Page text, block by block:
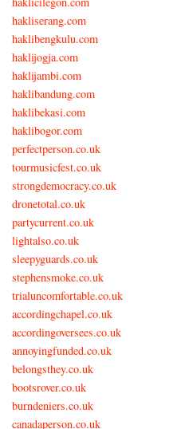
hakliserang.com
haklibengkulu.com
haklijogja.com
haklijambi.com
haklibandung.com
haklibekasi.com
haklibogor.com
perfectperson.co.uk
tourmusicfest.co.uk
strongdemocracy.co.uk
dronetotal.co.uk
partycurrent.co.uk
lightalso.co.uk
sleepyguards.co.uk
stephensmoke.co.uk
trialuncomfortable.co.uk
accordingchapel.co.uk
accordingoversees.co.uk
annoyingfunded.co.uk
belongsthey.co.uk
bootsrover.co.uk
burndeniers.co.uk
canadaperson.co.uk